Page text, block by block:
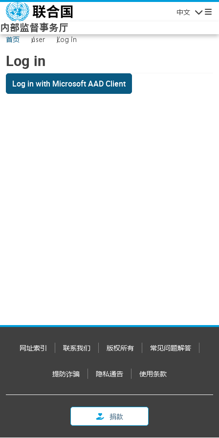
Skip to main content
中文
内部监督事务厅
首页 user Log in
Log in
Log in with Microsoft AAD Client
网址索引 联系我们 版权所有 常见问题解答
提防诈骗 隐私通告 使用条款
捐款